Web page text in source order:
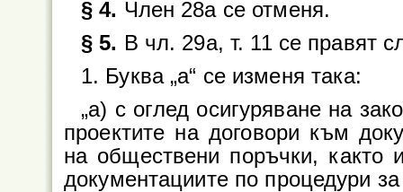
§ 4. Член 28а се отменя.
§ 5. В чл. 29а, т. 11 се правят
1. Буква „а“ се изменя така:
„а) с оглед осигуряване на
проектите на договори към
на обществени поръчки, както
документациите по процедури